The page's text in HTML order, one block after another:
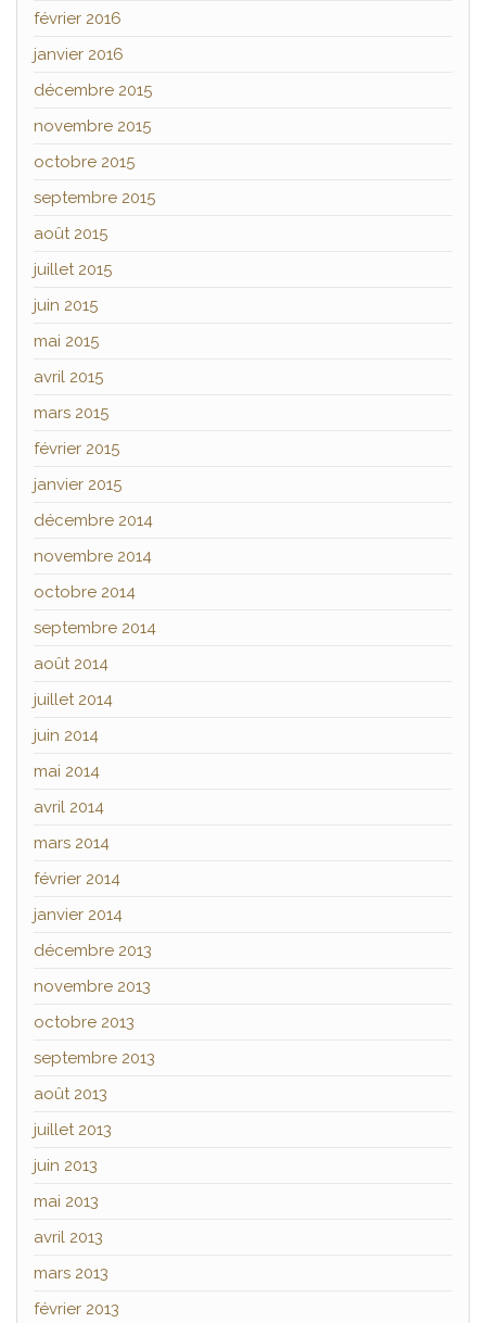
février 2016
janvier 2016
décembre 2015
novembre 2015
octobre 2015
septembre 2015
août 2015
juillet 2015
juin 2015
mai 2015
avril 2015
mars 2015
février 2015
janvier 2015
décembre 2014
novembre 2014
octobre 2014
septembre 2014
août 2014
juillet 2014
juin 2014
mai 2014
avril 2014
mars 2014
février 2014
janvier 2014
décembre 2013
novembre 2013
octobre 2013
septembre 2013
août 2013
juillet 2013
juin 2013
mai 2013
avril 2013
mars 2013
février 2013